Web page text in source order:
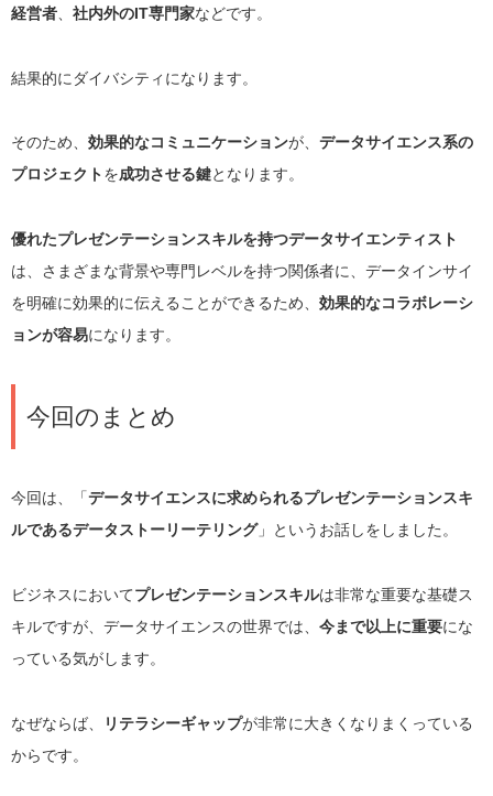
経営者
社内外のIT専門家などです。
結果的にダイバシティになります。
そのため、 効果的なコミュニケーションが、 データサイエンス系の
プロジェクトを成功させる鍵となります。
優れたプレゼンテーションスキルを持つデータサイエンティスト
は、さまざまな背景や専門レベルを持つ関係者に、データインサイ
を明確に効果的に伝えることができるため、 効果的なコラボレーシ
ョンが容易になります。
今回のまとめ
今回は、「データサイエンスに求められるプレゼンテーションスキ
ルであるデータストーリーテリング」というお話しをしました。
ビジネスにおいてプレゼンテーションスキルは非常な重要な基礎ス
キルですが、データサイエンスの世界では、 今まで以上に重要にな
っている気がします。
なぜならば、 リテラシーギャップが非常に大きくなりまくっている
からです。